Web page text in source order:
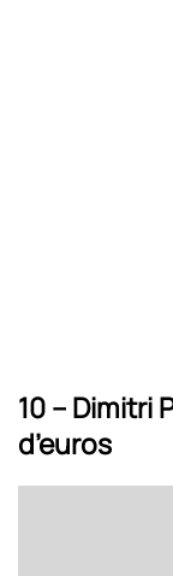
10 – Dimitri
d’euros